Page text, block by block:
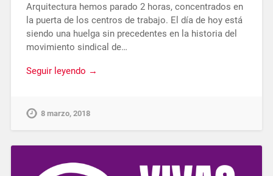
Arquitectura hemos parado 2 horas, concentrados en
la puerta de los centros de trabajo. El día de hoy está
siendo una huelga sin precedentes en la historia del
movimiento sindical de…
Seguir leyendo →
8 marzo, 2018